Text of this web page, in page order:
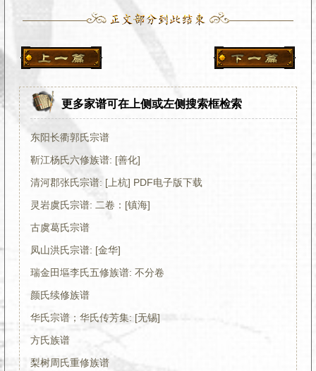
更多家谱可在上侧或左侧搜索框检索
东阳长衢郭氏宗谱
靳江杨氏六修族谱: [善化]
清河郡张氏宗谱: [上杭] PDF电子版下载
灵岩虞氏宗谱: 二卷：[镇海]
古虞葛氏宗谱
凤山洪氏宗谱: [金华]
瑞金田塸李氏五修族谱: 不分卷
颜氏续修族谱
华氏宗谱；华氏传芳集: [无锡]
方氏族谱
梨树周氏重修族谱